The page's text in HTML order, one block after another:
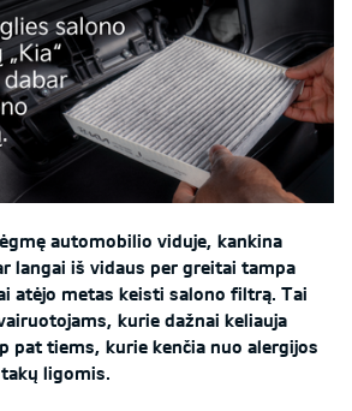
automobilio viduje, kankina
langai iš vidaus per greitai tampa
atėjo metas keisti salono filtrą. Tai
kurie dažnai keliauja
pat tiems, kurie kenčia nuo alergijos
ligomis.